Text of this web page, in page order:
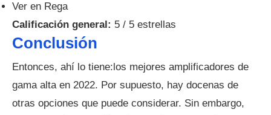
Ver en Rega
Calificación general: 5 / 5 estrellas
Conclusión
Entonces, ahí lo tiene:los mejores amplificadores de
gama alta en 2022. Por supuesto, hay docenas de
otras opciones que puede considerar. Sin embargo,